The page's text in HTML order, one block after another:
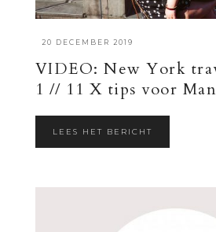
20 DECEMBER 2019
VIDEO: New York
1 // 11 X tips voor
LEES HET BERICHT